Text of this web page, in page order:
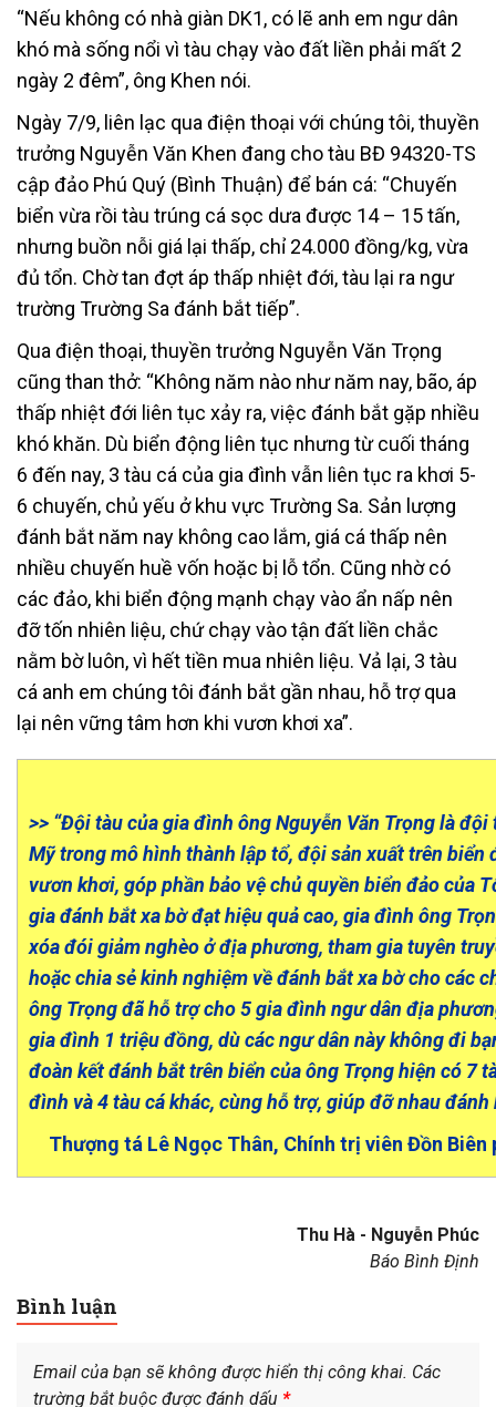
“Nếu không có nhà giàn DK1, có lẽ anh em ngư dân
khó mà sống nổi vì tàu chạy vào đất liền phải mất 2
ngày 2 đêm”, ông Khen nói.
Ngày 7/9, liên lạc qua điện thoại với chúng tôi, thuyền
trưởng Nguyễn Văn Khen đang cho tàu BĐ 94320-TS
cập đảo Phú Quý (Bình Thuận) để bán cá: “Chuyến
biển vừa rồi tàu trúng cá sọc dưa được 14 – 15 tấn,
nhưng buồn nỗi giá lại thấp, chỉ 24.000 đồng/kg, vừa
đủ tổn. Chờ tan đợt áp thấp nhiệt đới, tàu lại ra ngư
trường Trường Sa đánh bắt tiếp”.
Qua điện thoại, thuyền trưởng Nguyễn Văn Trọng
cũng than thở: “Không năm nào như năm nay, bão, áp
thấp nhiệt đới liên tục xảy ra, việc đánh bắt gặp nhiều
khó khăn. Dù biển động liên tục nhưng từ cuối tháng
6 đến nay, 3 tàu cá của gia đình vẫn liên tục ra khơi 5-
6 chuyến, chủ yếu ở khu vực Trường Sa. Sản lượng
đánh bắt năm nay không cao lắm, giá cá thấp nên
nhiều chuyến huề vốn hoặc bị lỗ tổn. Cũng nhờ có
các đảo, khi biển động mạnh chạy vào ẩn nấp nên
đỡ tốn nhiên liệu, chứ chạy vào tận đất liền chắc
nằm bờ luôn, vì hết tiền mua nhiên liệu. Vả lại, 3 tàu
cá anh em chúng tôi đánh bắt gần nhau, hỗ trợ qua
lại nên vững tâm hơn khi vươn khơi xa”.
>> “Đội tàu của gia đình ông Nguyễn Văn Trọng là
Mỹ trong mô hình thành lập tổ, đội sản xuất trên biển
vươn khơi, góp phần bảo vệ chủ quyền biển đảo của
gia đánh bắt xa bờ đạt hiệu quả cao, gia đình ông
xóa đói giảm nghèo ở địa phương, tham gia tuyên
hoặc chia sẻ kinh nghiệm về đánh bắt xa bờ cho các
ông Trọng đã hỗ trợ cho 5 gia đình ngư dân địa
gia đình 1 triệu đồng, dù các ngư dân này không đi
đoàn kết đánh bắt trên biển của ông Trọng hiện có 7
đình và 4 tàu cá khác, cùng hỗ trợ, giúp đỡ nhau
Thượng tá Lê Ngọc Thân, Chính trị viên Đồn Biên
Thu Hà - Nguyễn Phúc
Báo Bình Định
Bình luận
Email của bạn sẽ không được hiển thị công khai. Các
trường bắt buộc được đánh dấu *